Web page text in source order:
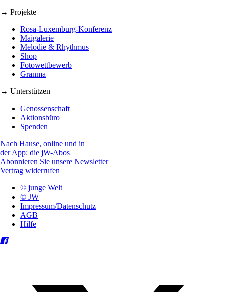
→ Projekte
Rosa-Luxemburg-Konferenz
Maigalerie
Melodie & Rhythmus
Shop
Fotowettbewerb
Granma
→ Unterstützen
Genossenschaft
Aktionsbüro
Spenden
Nach Hause, online und in
der App: die jW-Abos
Abonnieren Sie unsere Newsletter
Vertrag widerrufen
© junge Welt
© JW
Impressum/Datenschutz
AGB
Hilfe